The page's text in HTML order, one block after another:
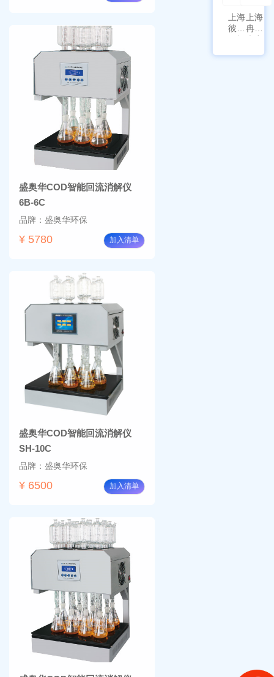
盛奥华COD智能回流消解仪
6B-6C
品牌：盛奥华环保
¥ 5780 加入清单
盛奥华COD智能回流消解仪
SH-10C
品牌：盛奥华环保
¥ 6500 加入清单
上海
彼爱
姆视
上海
冉绘
大容